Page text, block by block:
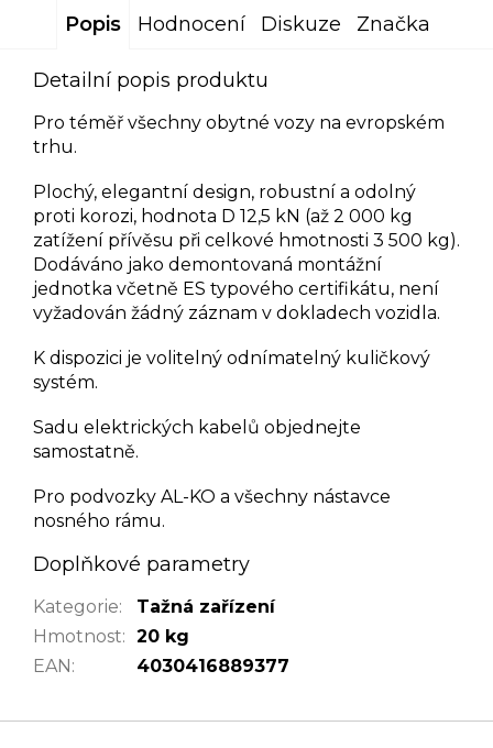
Popis Hodnocení Diskuze Značka
Detailní popis produktu
Pro téměř všechny obytné vozy na evropském
trhu.
Plochý, elegantní design, robustní a odolný
proti korozi, hodnota D 12,5 kN (až 2 000 kg
zatížení přívěsu při celkové hmotnosti 3 500 kg).
Dodáváno jako demontovaná montážní
jednotka včetně ES typového certifikátu, není
vyžadován žádný záznam v dokladech vozidla.
K dispozici je volitelný odnímatelný kuličkový
systém.
Sadu elektrických kabelů objednejte
samostatně.
Pro podvozky AL-KO a všechny nástavce
nosného rámu.
Doplňkové parametry
Kategorie:
Tažná zařízení
Hmotnost: 20 kg
EAN: 4030416889377